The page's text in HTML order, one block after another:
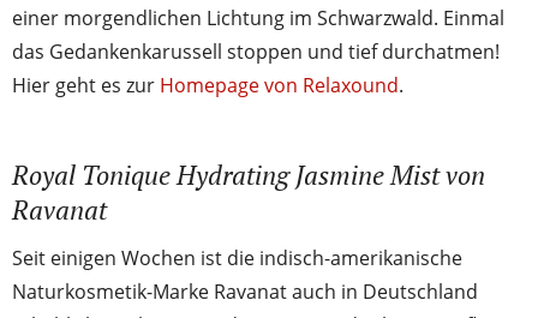
einer morgendlichen Lichtung im Schwarzwald. Einmal
das Gedankenkarussell stoppen und tief durchatmen!
Hier geht es zur Homepage von Relaxound.
Royal Tonique Hydrating Jasmine Mist von
Ravanat
Seit einigen Wochen ist die indisch-amerikanische
Naturkosmetik-Marke Ravanat auch in Deutschland